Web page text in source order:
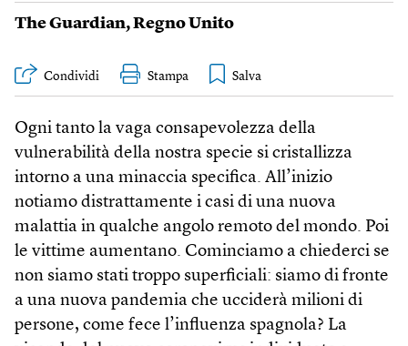
The Guardian,Regno Unito
Condividi Stampa
Ogni tanto la vaga consapevolezza della
vulnerabilità della nostra specie si cristallizza
intorno a una minaccia specifica. All’inizio
notiamo distrattamente i casi di una nuova
malattia in qualche angolo remoto del mondo. Poi
le vittime aumentano. Cominciamo a chiederci se
non siamo stati troppo superficiali: siamo di fronte
a una nuova pandemia che ucciderà milioni di
persone, come fece l’influenza spagnola? La